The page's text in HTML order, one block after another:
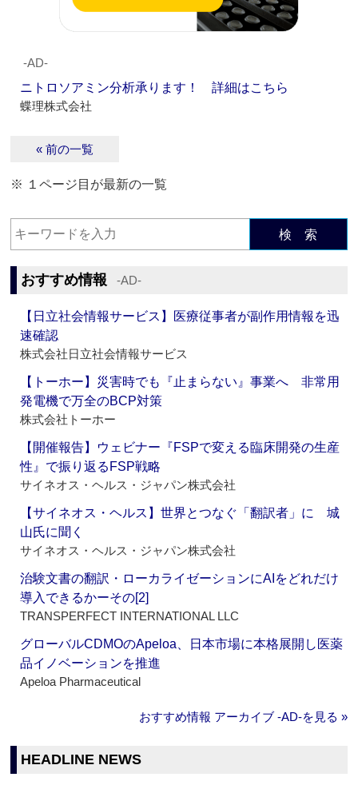
‐AD‐
ニトロソアミン分析承ります！ 詳細はこちら
蝶理株式会社
« 前の一覧
※ １ページ目が最新の一覧
検 索
おすすめ情報 ‐AD‐
【日立社会情報サービス】医療従事者が副作用情報を迅
速確認
株式会社日立社会情報サービス
【トーホー】災害時でも『止まらない』事業へ 非常用
発電機で万全のBCP対策
株式会社トーホー
【開催報告】ウェビナー『FSPで変える臨床開発の生産
性』で振り返るFSP戦略
サイネオス・ヘルス・ジャパン株式会社
【サイネオス・ヘルス】世界とつなぐ「翻訳者」に 城
山氏に聞く
サイネオス・ヘルス・ジャパン株式会社
治験文書の翻訳・ローカライゼーションにAIをどれだけ
導入できるかーその[2]
TRANSPERFECT INTERNATIONAL LLC
グローバルCDMOのApeloa、日本市場に本格展開し医薬
品イノベーションを推進
Apeloa Pharmaceutical
おすすめ情報 アーカイブ ‐AD‐を見る »
HEADLINE NEWS